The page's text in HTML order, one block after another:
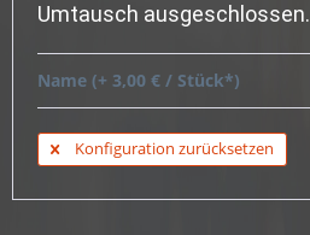
Umtausch ausgeschlossen.
Name (+ 3,00 € / Stück*)
Konfiguration zurücksetzen